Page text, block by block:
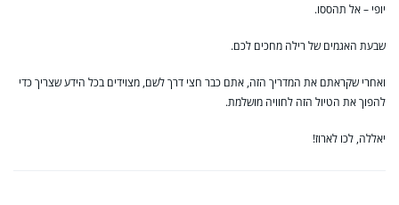
יופי – אל תהססו.
שבעת האגמים של רילה מחכים לכם.
ואחרי שקראתם את המדריך הזה, אתם כבר חצי דרך לשם, מצוידים בכל הידע שצריך כדי
להפוך את הטיול הזה לחוויה מושלמת.
יאללה, לכו לארוז!